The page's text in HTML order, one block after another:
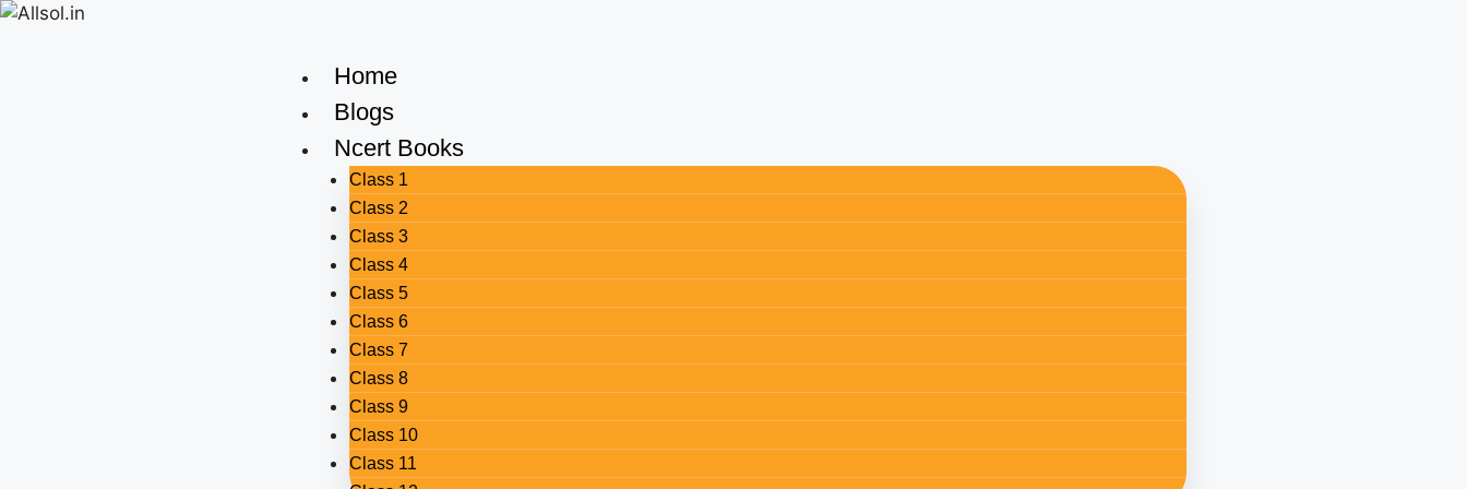
Home
Blogs
Ncert Books
Class 1
Class 2
Class 3
Class 4
Class 5
Class 6
Class 7
Class 8
Class 9
Class 10
Class 11